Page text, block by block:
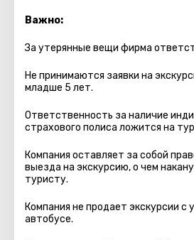
Важно:
За утерянные вещи фирма
Не принимаются заявки на
младше 5 лет.
Ответственность за наличие
страхового полиса ложится на
Компания оставляет за собой
выезда на экскурсию, о чем
туристу.
Компания не продает экскурсии с
автобуcе.